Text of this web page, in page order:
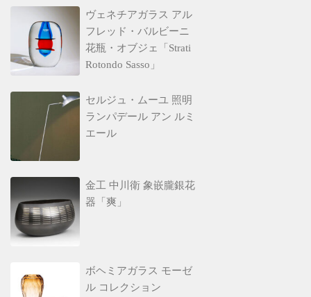
ヴェネチアガラス アル
フレッド・バルビーニ
花瓶・オブジェ「Strati
Rotondo Sasso」
セルジュ・ムーユ 照明
ランパデール アン ルミ
エール
金工 中川衛 象嵌朧銀花
器「爽」
ボヘミアガラス モーゼ
ル コレクション